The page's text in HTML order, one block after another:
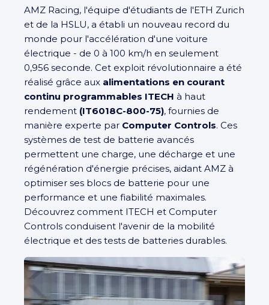
AMZ Racing, l'équipe d'étudiants de l'ETH Zurich
et de la HSLU, a établi un nouveau record du
monde pour l'accélération d'une voiture
électrique - de 0 à 100 km/h en seulement
0,956 seconde. Cet exploit révolutionnaire a été
réalisé grâce aux alimentations en courant
continu programmables ITECH à haut
rendement (IT6018C-800-75), fournies de
manière experte par Computer Controls. Ces
systèmes de test de batterie avancés
permettent une charge, une décharge et une
régénération d'énergie précises, aidant AMZ à
optimiser ses blocs de batterie pour une
performance et une fiabilité maximales.
Découvrez comment ITECH et Computer
Controls conduisent l'avenir de la mobilité
électrique et des tests de batteries durables.